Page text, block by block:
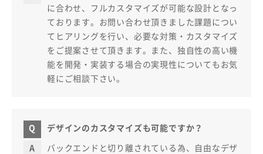
に合わせ、フルカスタマイズが可能な設計となっ
ております。お問い合わせ頂きました課題につい
てヒアリングを行い、必要な対策・カスタマイズ
をご提案させて頂きます。また、独自性の高い機
能を開発・実装する場合の実現性についてもお気
軽にご相談下さい。
デザインのカスタマイズも可能ですか？
バックエンドと切り離されている為、自由なデザ